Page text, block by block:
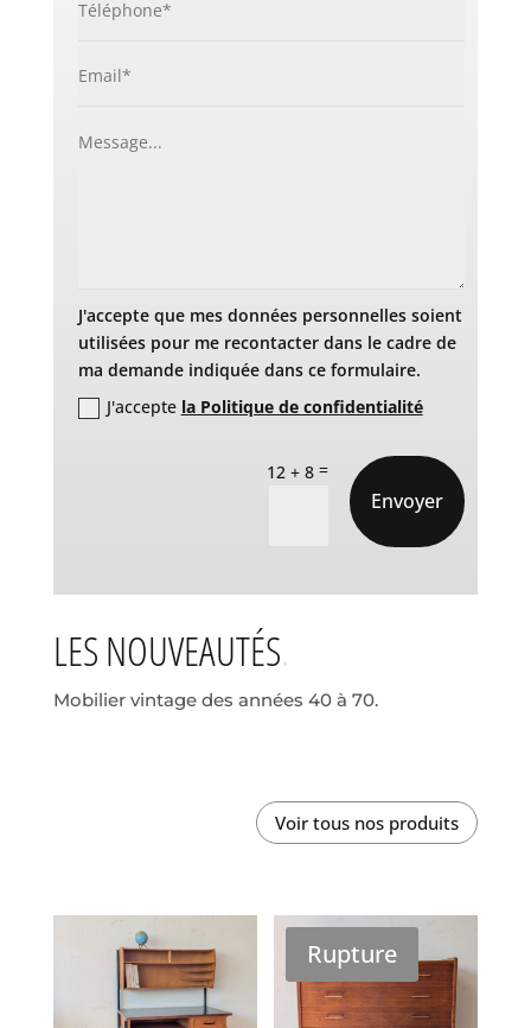
J'accepte que mes données personnelles soient
utilisées pour me recontacter dans le cadre de
ma demande indiquée dans ce formulaire.
J'accepte la Politique de confidentialité
12 + 8 =
Envoyer
LES NOUVEAUTÉS
Mobilier vintage des années 40 à 70.
Voir tous nos produits
Rupture